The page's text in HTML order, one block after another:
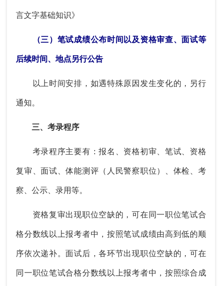
言文字基础知识》
（三）笔试成绩公布时间以及资格审查、面试等
后续时间、地点另行公告
以上时间安排，如遇特殊原因发生变化的，另行
通知。
三、考录程序
考录程序主要有：报名、资格初审、笔试、资格
复审、面试、体能测评（人民警察职位）、体检、考
察、公示、录用等。
资格复审出现职位空缺的，可在同一职位笔试合
格分数线以上报考者中，按照笔试成绩由高到低的顺
序依次递补。面试后，各环节出现职位空缺的，可在
同一职位笔试合格分数线以上报考者中，按照综合成